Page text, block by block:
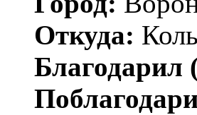
Откуда:
Благодарил